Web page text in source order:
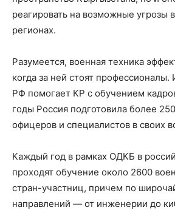
реагировать на возможные угрозы
регионах.
Разумеется, военная техника
когда за ней стоят
РФ помогает КР с обучением
годы Россия подготовила более
офицеров и специалистов в своих
Каждый год в рамках ОДКБ в
проходят обучение около 2600
стран-участниц, причем по
направлений — от инженерии до